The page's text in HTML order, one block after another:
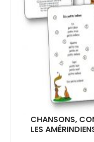
CHANSONS,
LES